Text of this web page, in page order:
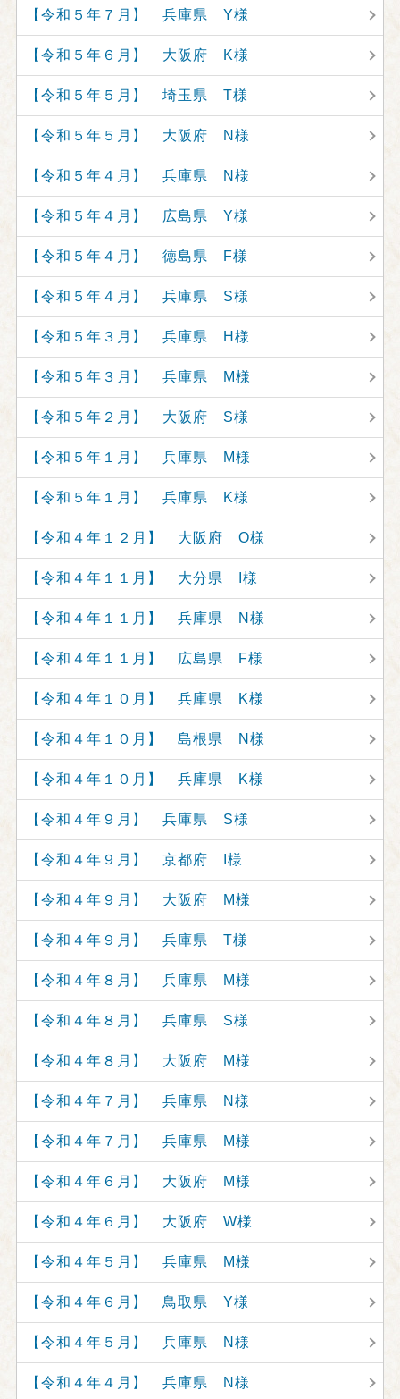
【令和５年７月】 兵庫県 Y様
【令和５年６月】 大阪府 K様
【令和５年５月】 埼玉県 T様
【令和５年５月】 大阪府 N様
【令和５年４月】 兵庫県 N様
【令和５年４月】 広島県 Y様
【令和５年４月】 徳島県 F様
【令和５年４月】 兵庫県 S様
【令和５年３月】 兵庫県 H様
【令和５年３月】 兵庫県 M様
【令和５年２月】 大阪府 S様
【令和５年１月】 兵庫県 M様
【令和５年１月】 兵庫県 K様
【令和４年１２月】 大阪府 O様
【令和４年１１月】 大分県 I様
【令和４年１１月】 兵庫県 N様
【令和４年１１月】 広島県 F様
【令和４年１０月】 兵庫県 K様
【令和４年１０月】 島根県 N様
【令和４年１０月】 兵庫県 K様
【令和４年９月】 兵庫県 S様
【令和４年９月】 京都府 I様
【令和４年９月】 大阪府 M様
【令和４年９月】 兵庫県 T様
【令和４年８月】 兵庫県 M様
【令和４年８月】 兵庫県 S様
【令和４年８月】 大阪府 M様
【令和４年７月】 兵庫県 N様
【令和４年７月】 兵庫県 M様
【令和４年６月】 大阪府 M様
【令和４年６月】 大阪府 W様
【令和４年５月】 兵庫県 M様
【令和４年６月】 鳥取県 Y様
【令和４年５月】 兵庫県 N様
【令和４年４月】 兵庫県 N様